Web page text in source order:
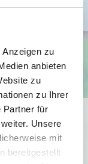
zu
anbieten
zu
zu Ihrer
Partner für
Unsere
mit
bereitgestellt
von Google
die